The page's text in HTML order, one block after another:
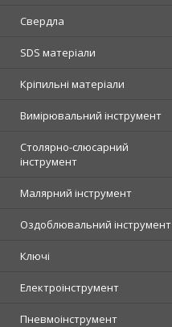
Свердла
SDS матеріали
Кріпильні матеріали
Вимірювальний інструмент
Столярно-слюсарний
інструмент
Малярний інструмент
Оздоблювальний інструмент
Ключі
Електроінструмент
Пневмоінструмент